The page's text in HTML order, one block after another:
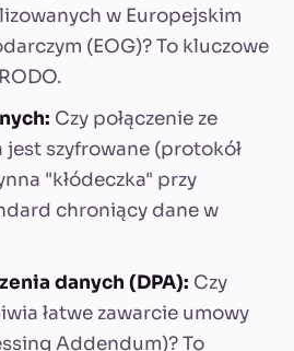
w Europejskim
(EOG)? To kluczowe
Czy połączenie ze
jest szyfrowane (protokół
"kłódeczka" przy
chroniący dane w
danych (DPA): Czy
łatwe zawarcie umowy
Addendum)? To